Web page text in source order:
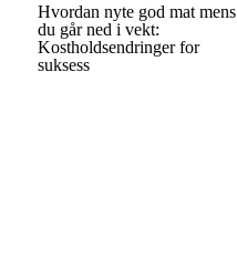
Hvordan nyte god mat mens
du går ned i vekt:
Kostholdsendringer for
suksess